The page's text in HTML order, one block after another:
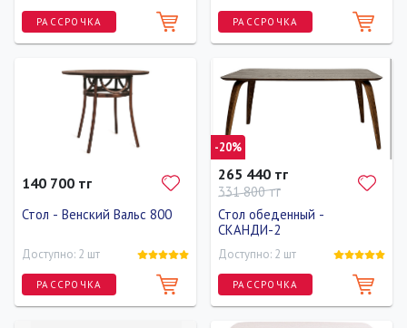
РАССРОЧКА
Ширина
90 см
Высота
РАССРОЧКА
Длина
90 см
Ширина Высота
80 см
140 700 тг
Стол - Венский Вальс 800
Доступно: 2 шт
РАССРОЧКА
-20%
265 440 тг
331 800 тг
Стол обеденный -
СКАНДИ-2
Доступно: 2 шт
РАССРОЧКА